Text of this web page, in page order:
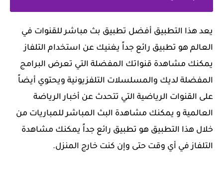
‏يعد هذا التطبيق أفضل تطبيق بث مباشر للقنوات في
العالم هو تطبيق رائع جداً يغنيك عن استخدام التلفاز
يمكنك مشاهدة قنواتك المفضلة التي تعرض البرامج
المفضلة لديك والمسلسلات التلفزيونية ويحتوي أيضاً
على القنوات الرياضية التي تتحدث عن أخبار الرياضة
العالمية و يمكنك مشاهدة البث المباشر للمباريات من
خلال هذا التطبيق هو تطبيق رائع جداً يمكنك مشاهدة
التلفاز في أي وقت حتى وإن كنت خارج المنزل.